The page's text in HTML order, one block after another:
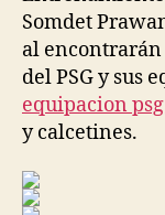
Somdet
al encontrarán
del PSG y sus
equipacion
y calcetines.